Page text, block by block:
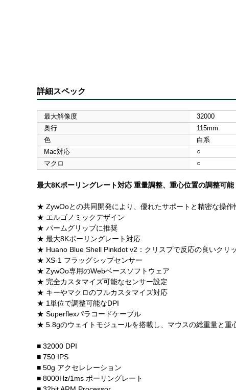
詳細スペック
最大解像度 32000
奥行
115mm
色
白系
Mac対応
○
マクロ
○
最大8Kポーリングレート対応 重量調整、重心位置の調整可
★ ZywOoとの共同開発により、優れたサポートと精密な操
★ エルゴノミックデザイン
★ パームグリップに推奨
★ 最大8Kポーリングレート対応
★ Huano Blue Shell Pinkdot v2：クリスプで反応の良いクリ
★ XS-1 フラッグシップセンサー
★ ZywOo専用のWebベースソフトウェア
★ 完全カスタマイズ可能なセンサー設定
★ キーやマクロのフルカスタマイズ対応
★ 1単位で調整可能なDPI
★ Superflexパラコードケーブル
★ 5.8gのウェイトモジュールを搭載し、マウスの総重量と
■ 32000 DPI
■ 750 IPS
■ 50g アクセレレーション
■ 8000Hz/1ms ポーリングレート